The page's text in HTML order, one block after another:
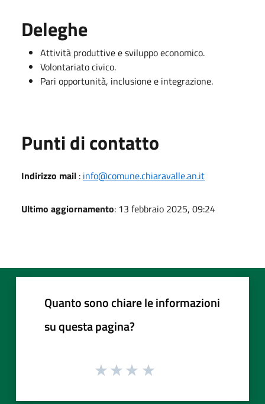
Deleghe
Attività produttive e sviluppo economico.
Volontariato civico.
Pari opportunità, inclusione e integrazione.
Punti di contatto
Indirizzo mail : info@comune.chiaravalle.an.it
Ultimo aggiornamento: 13 febbraio 2025, 09:24
Quanto sono chiare le informazioni
su questa pagina?